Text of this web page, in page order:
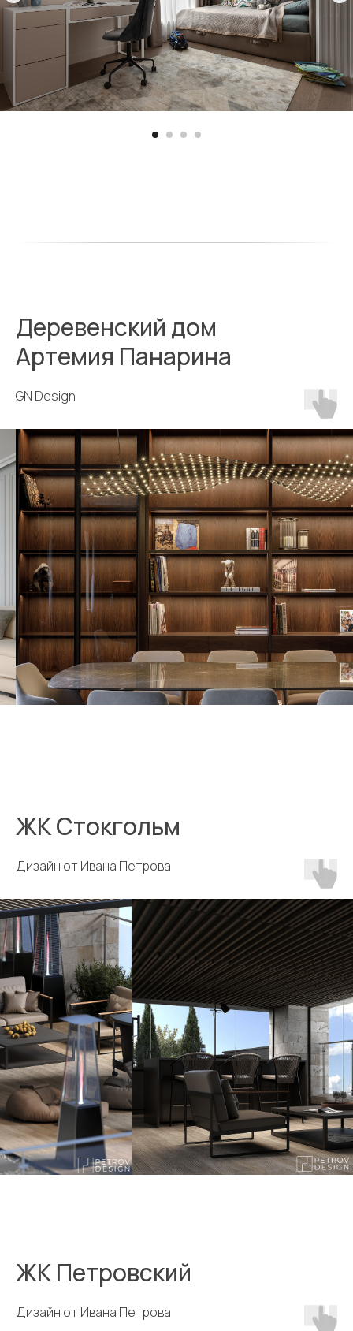
Деревенский дом
Артемия Панарина
GN Design
ЖК Стокгольм
Дизайн от Ивана Петрова
ЖК Петровский
Дизайн от Ивана Петрова